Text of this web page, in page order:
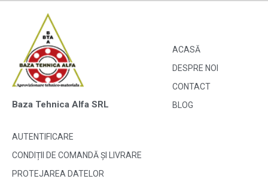
Baza Tehnica Alfa SRL
ACASĂ
DESPRE NOI
CONTACT
BLOG
AUTENTIFICARE
CONDIȚII DE COMANDĂ ȘI LIVRARE
PROTEJAREA DATELOR